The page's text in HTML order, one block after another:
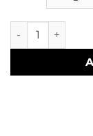
a anillo ambar